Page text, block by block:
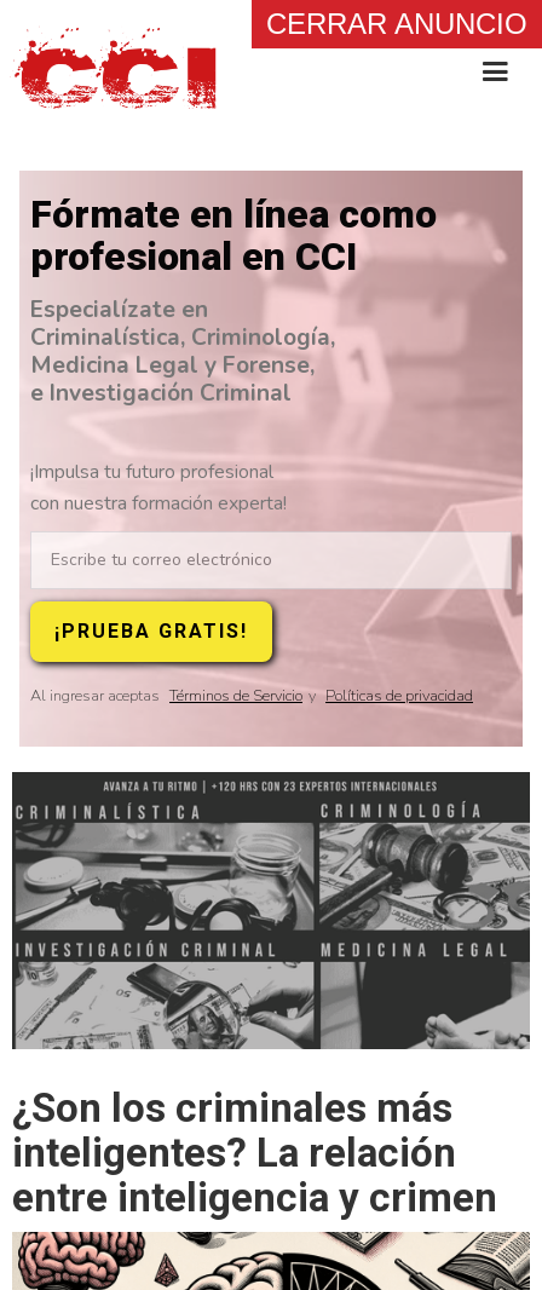
Fórmate en línea como
profesional en CCI
Especialízate en
Criminalística, Criminología,
Medicina Legal y Forense,
e Investigación Criminal
¡Impulsa tu futuro profesional
con nuestra formación experta!
Al ingresar aceptas Términos de Servicio y Políticas de privacidad
¿Son los criminales más
inteligentes? La relación
entre inteligencia y crimen
CERRAR ANUNCIO